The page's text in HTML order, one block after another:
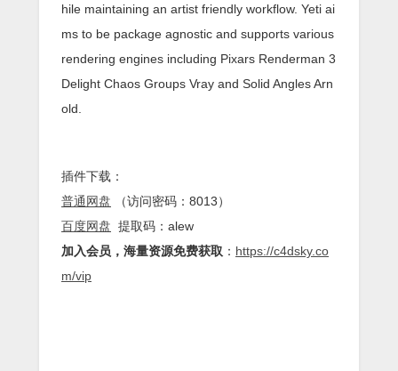
hile maintaining an artist friendly workflow. Yeti ai
ms to be package agnostic and supports various
rendering engines including Pixars Renderman 3
Delight Chaos Groups Vray and Solid Angles Arn
old.
插件下载：
普通网盘 （访问密码：8013）
百度网盘 提取码：alew
加入会员，海量资源免费获取 ： https://c4dsky.co
m/vip